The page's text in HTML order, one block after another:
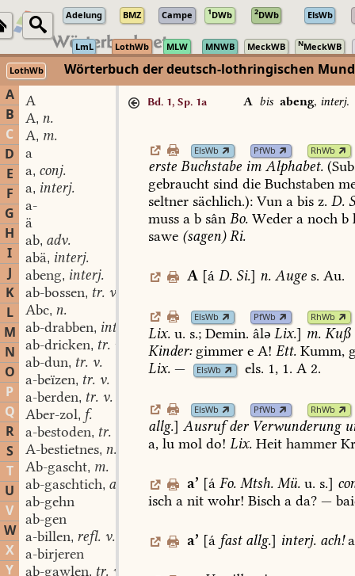
Adelung BMZ Campe 1DWb 2DWb ElsWb
LmL LothWb MLW MNWB MeckWB NMeckWB
LothWb
Wörterbuch der deutsch-lothringischen
A
B
C
D
E
F
G
H
I
J
K
L
M
N
O
P
Q
R
S
T
U
V
W
X
Y
A
A, n.
A, m.
a
a, conj.
a, interj.
a-
ä
ab, adv.
abä, interj.
abeng, interj.
ab-bossen, tr. v.
Abc, n.
ab-drabben, intr. v.
ab-dricken, tr. v.
ab-dun, tr. v.
a-beïzen, tr. v.
a-berden, tr. v.
Aber-zol, f.
a-bestoden, tr. v.
A-bestietnes, n.
Ab-gascht, m.
ab-gaschtich, adj.
ab-gehn
ab-gen
a-billen, refl. v.
a-birjeren
ab-gawlen, tr. v.
Bd. 1, Sp. 1a A bis abeng, interj.
ElsWb PfWb RhWb
erste Buchstabe im Alphabet.
gebraucht sind die Buchstaben
seltner sächlich.): Vun a bis z. D.
muss a b sân Bo. Weder a noch b
sawe (sagen) Ri.
A [á D. Si.] n. Auges. Au.
ElsWb PfWb RhWb
Lix. u. s.; Demin. âlə Lix.] m. Kuß
Kinder:gimmer e A! Ett. Kumm,
Lix. — ElsWb els. 1, 1. A 2.
ElsWb PfWb RhWb
allg.] AusrufderVerwunderung
a, lu mol do! Lix. Heit hammer
a’ [á Fo. Mtsh. Mü.u. s.]
isch a nit wohr! Bisch a da? —
a’ [á fastallg.] interj. ach!a